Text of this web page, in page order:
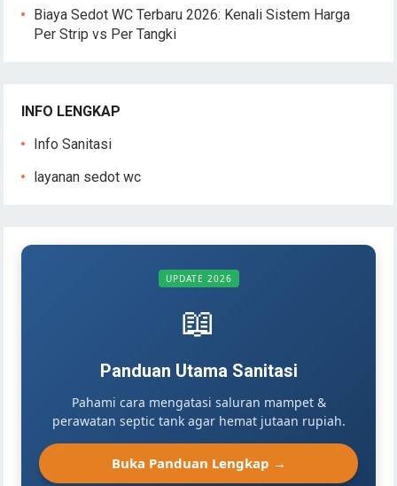
Biaya Sedot WC Terbaru 2026: Kenali Sistem Harga
Per Strip vs Per Tangki
INFO LENGKAP
Info Sanitasi
layanan sedot wc
UPDATE 2026
📖
Panduan Utama Sanitasi
Pahami cara mengatasi saluran mampet &
perawatan septic tank agar hemat jutaan rupiah.
Buka Panduan Lengkap →